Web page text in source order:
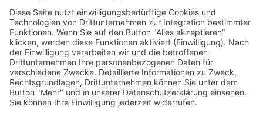
Frau Busch bush Montag
Frau Buschhoff buho Mittwoch 3.
Herr Cambel caal Donnerstag
Frau
Celik-
Bayrak
celi Mittwoch 2.